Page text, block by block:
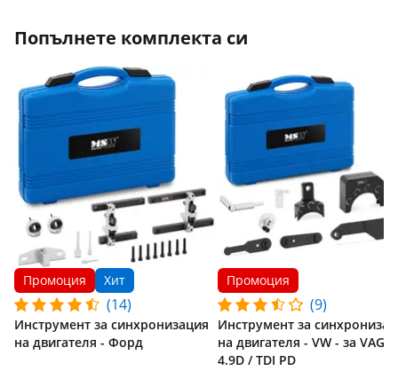
Попълнете комплекта си
Промоция Хит
(14)
Инструмент за синхронизация
на двигателя - Форд
Промоция
(9)
Инструмент за
на двигателя - VW - за VAG
4.9D / TDI PD